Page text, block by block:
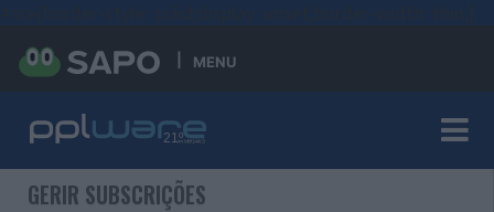
MENU
GERIR SUBSCRIÇÕES